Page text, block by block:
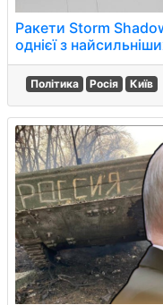
Ракети Storm
однієї з
Політика Росія Київ